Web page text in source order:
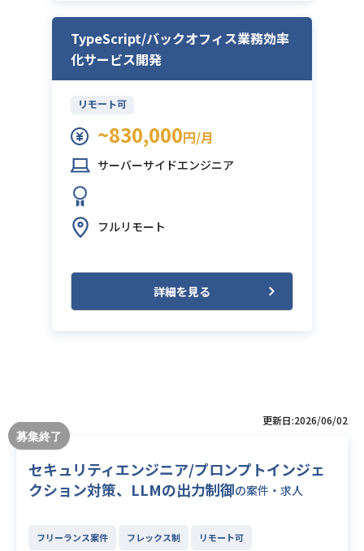
TypeScript/バックオフィス業務効率
化サービス開発
リモート可
~830,000円/月
サーバーサイドエンジニア
フルリモート
詳細を見る
更新日:2026/06/02
セキュリティエンジニア/プロンプトインジェ
クション対策、LLMの出力制御の案件・求人
フリーランス案件 フレックス制 リモート可